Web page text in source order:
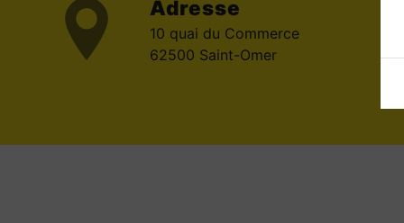
Adresse
10 quai du Commerce
62500 Saint-Omer